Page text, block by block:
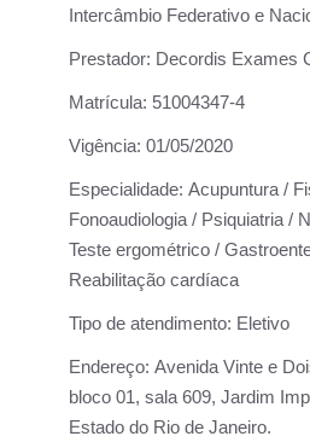
Intercâmbio Federativo e
Prestador: Decordis Exames
Matrícula: 51004347-4
Vigência: 01/05/2020
Especialidade: Acupuntura /
Fonoaudiologia / Psiquiatria /
Teste ergométrico /
Reabilitação cardíaca
Tipo de atendimento: Eletivo
Endereço: Avenida Vinte e
bloco 01, sala 609, Jardim
Estado do Rio de Janeiro.